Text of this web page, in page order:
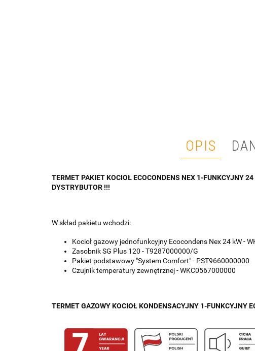
OPIS
TERMET PAKIET KOCIOŁ ECOCONDENS NEX 1-FUNKCYJNY
DYSTRYBUTOR !!!
W skład pakietu wchodzi:
Kocioł gazowy jednofunkcyjny Ecocondens Nex 24 kW -
Zasobnik SG Plus 120 - T9287000000/G
Pakiet podstawowy "System Comfort" - PST9660000000
Czujnik temperatury zewnętrznej - WKC0567000000
TERMET GAZOWY KOCIOŁ KONDENSACYJNY 1-FUNKCYJNY